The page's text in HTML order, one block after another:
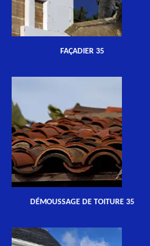
FAÇADIER 35
DÉMOUSSAGE DE TOITURE 35